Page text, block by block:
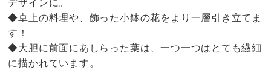
デザインに。
◆卓上の料理や、飾った小鉢の花をより一層引き立てま
す！
◆大胆に前面にあしらった葉は、一つ一つはとても繊細
に描かれています。